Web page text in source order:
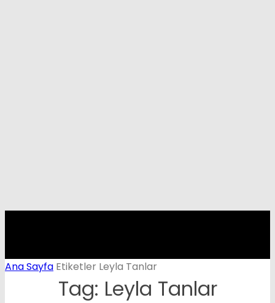
Ana Sayfa Etiketler Leyla Tanlar
Tag: Leyla Tanlar